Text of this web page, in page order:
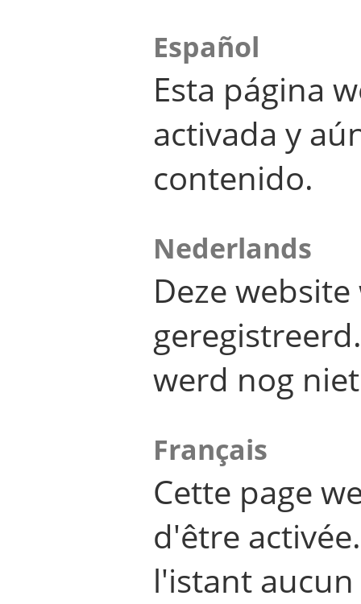
Español
Esta página
activada y
contenido.
Nederlands
Deze
werd nog
Français
Cette page
d'être
l'istant